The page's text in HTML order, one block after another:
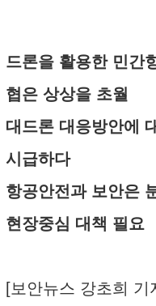
드론을 활용한 민간
협은 상상을 초월
대드론 대응방안에
시급하다
항공안전과 보안은
현장중심 대책 필요
[보안뉴스 강초희